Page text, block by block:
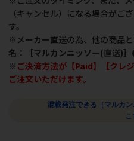
（キャンセル）になる場合がご
す。
※メーカー直送の為、他の商品
名：［マルカンニッソー(直送)
※ ご決済方法が【Paid】【クレ
ご注文いただけます。
混載発注できる［マルカ